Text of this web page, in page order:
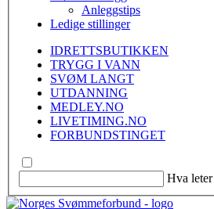
Anleggstips
Ledige stillinger
IDRETTSBUTIKKEN
TRYGG I VANN
SVØM LANGT
UTDANNING
MEDLEY.NO
LIVETIMING.NO
FORBUNDSTINGET
Hva